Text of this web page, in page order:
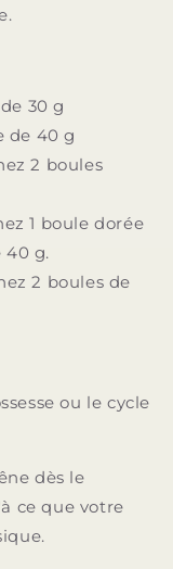
30 g
de 40 g
2 boules
1 boule dorée
40 g.
2 boules de
ou le cycle
dès le
ce que votre